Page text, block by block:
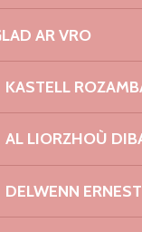
AR VRO
KASTELL
AL LIORZHOÙ
DELWENN
grandeur
Illusion de
très haute
Il présente